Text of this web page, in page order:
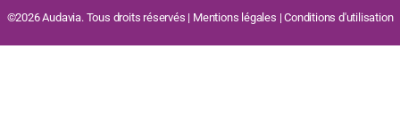
©2026 Audavia. Tous droits réservés | Mentions légales |Conditions d'utilisation